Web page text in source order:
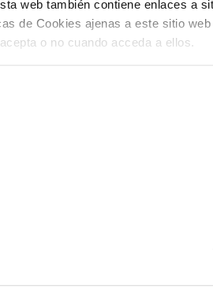
web también contiene enlaces a
de Cookies ajenas a este sitio web
o no cuando acceda a ellos.